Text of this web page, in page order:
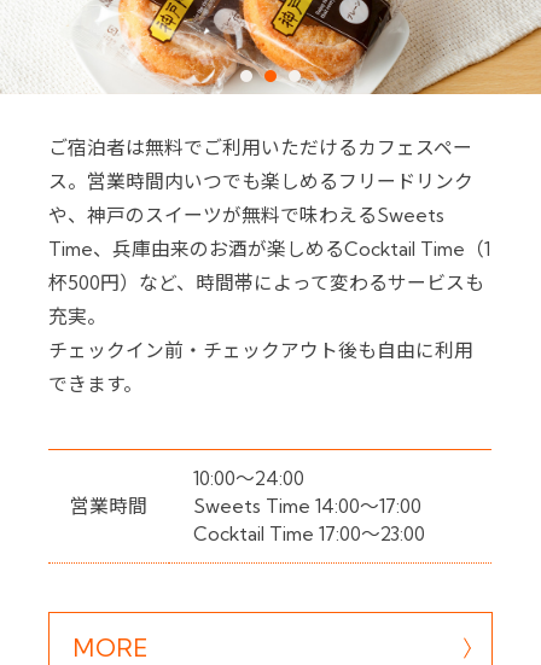
ご宿泊者は無料でご利用いただけるカフェスペー
ス。営業時間内いつでも楽しめるフリードリンク
や、神戸のスイーツが無料で味わえるSweets
Time、兵庫由来のお酒が楽しめるCocktail Time（1
杯500円）など、時間帯によって変わるサービスも
充実。
チェックイン前・チェックアウト後も自由に利用
できます。
営業時間
10:00～24:00
Sweets Time 14:00～17:00
Cocktail Time 17:00～23:00
MORE